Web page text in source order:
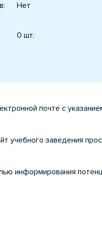
Нет
0 шт.
почте с
учебного заведения
информирования